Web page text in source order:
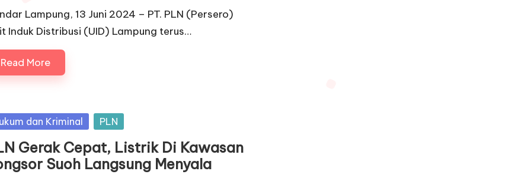
Lampung, 13 Juni 2024 – PT. PLN (Persero)
Induk Distribusi (UID) Lampung terus…
Read More
dan Kriminal PLN
Gerak Cepat, Listrik Di Kawasan
Suoh Langsung Menyala